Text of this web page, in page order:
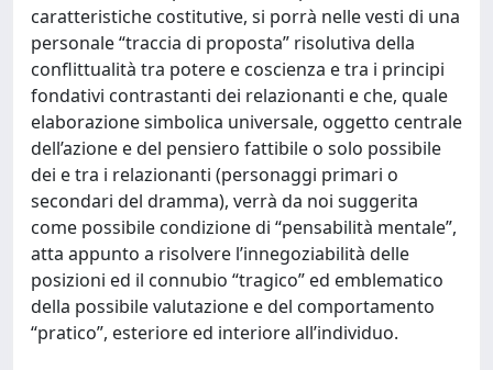
caratteristiche costitutive, si porrà nelle vesti di una
personale “traccia di proposta” risolutiva della
conflittualità tra potere e coscienza e tra i principi
fondativi contrastanti dei relazionanti e che, quale
elaborazione simbolica universale, oggetto centrale
dell’azione e del pensiero fattibile o solo possibile
dei e tra i relazionanti (personaggi primari o
secondari del dramma), verrà da noi suggerita
come possibile condizione di “pensabilità mentale”,
atta appunto a risolvere l’innegoziabilità delle
posizioni ed il connubio “tragico” ed emblematico
della possibile valutazione e del comportamento
“pratico”, esteriore ed interiore all’individuo.